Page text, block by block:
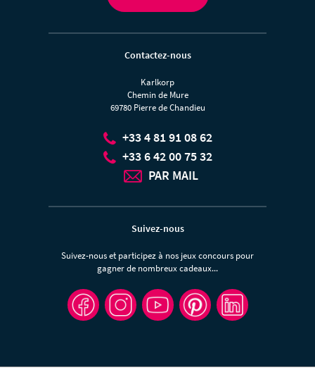
Contactez-nous
Karlkorp
Chemin de Mure
69780 Pierre de Chandieu
+33 4 81 91 08 62
+33 6 42 00 75 32
PAR MAIL
Suivez-nous
Suivez-nous et participez à nos jeux concours pour
gagner de nombreux cadeaux...